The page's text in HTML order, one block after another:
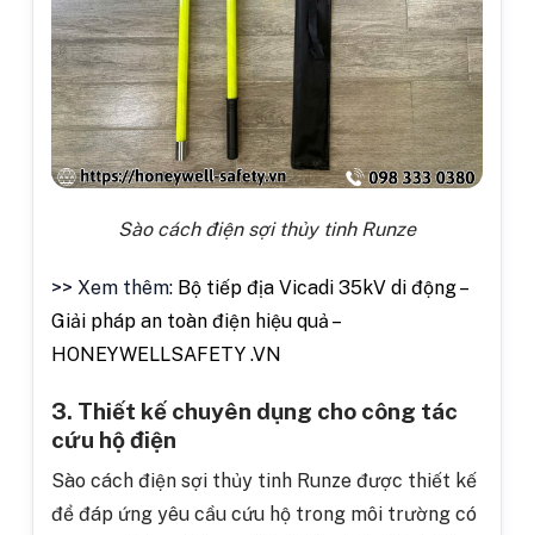
Sào cách điện sợi thủy tinh Runze
>> Xem thêm: Bộ tiếp địa Vicadi 35kV di động –
Giải pháp an toàn điện hiệu quả –
HONEYWELLSAFETY .VN
3. Thiết kế chuyên dụng cho công tác
cứu hộ điện
Sào cách điện sợi thủy tinh Runze được thiết kế
để đáp ứng yêu cầu cứu hộ trong môi trường có